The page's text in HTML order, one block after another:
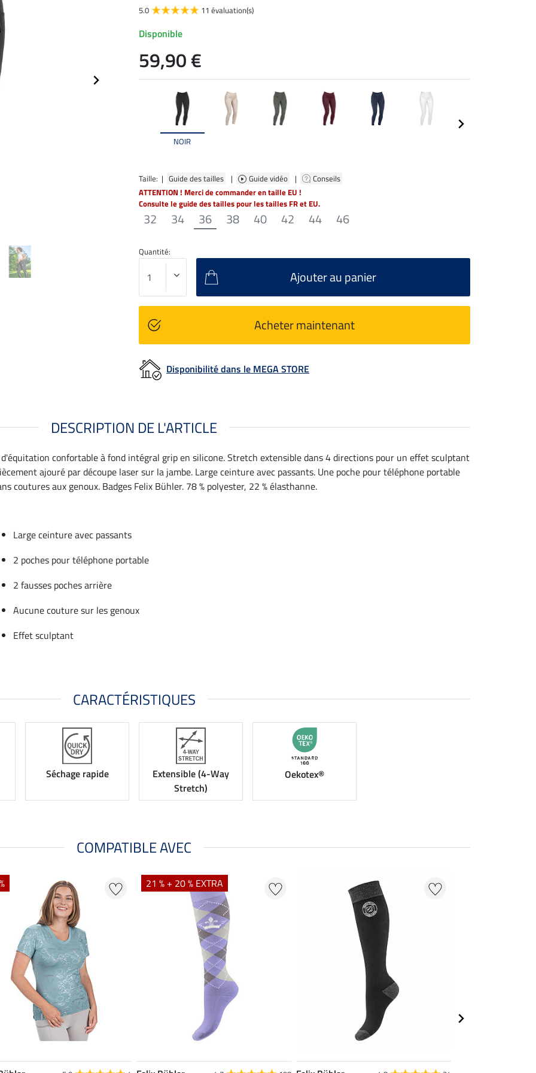
NOIR
Taille: | Guide des tailles | Guide vidéo |
Conseils
ATTENTION ! Merci de commander en taille EU !
Consulte le guide des tailles pour les tailles FR et EU.
32 34 36 38 40 42 44 46
5.0
11 évaluation(s)
Disponible
59,90 €
Quantité:
Ajouter au panier
Acheter maintenant
Disponibilité dans le MEGA STORE
DESCRIPTION DE L'ARTICLE
confortable à fond intégral grip en silicone. Stretch extensible dans 4 directions pour un effet sculptant
ajouré par découpe laser sur la jambe. Large ceinture avec passants. Une poche pour téléphone portable
coutures aux genoux. Badges Felix Bühler. 78 % polyester, 22 % élasthanne.
Large ceinture avec passants
2 poches pour téléphone portable
2 fausses poches arrière
Aucune couture sur les genoux
Effet sculptant
CARACTÉRISTIQUES
Séchage rapide
Extensible (4-Way
Stretch)
Oekotex®
COMPATIBLE AVEC
21 % + 20 % EXTRA